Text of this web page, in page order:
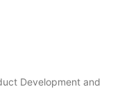
Development and